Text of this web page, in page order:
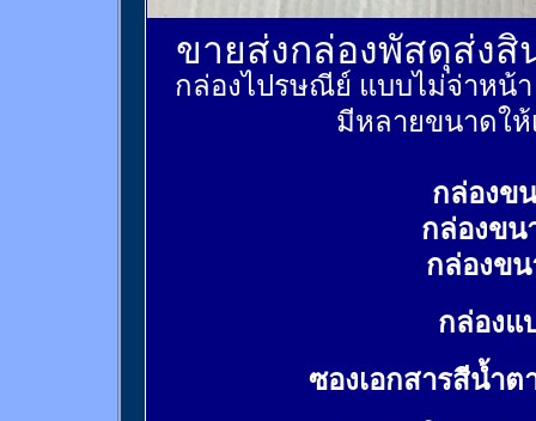
ขายส่งกล่องพัสดุส่ง
กล่องไปรษณีย์ แบบไม่จ่าหน้
มีหลายขนาดให้
กล่องข
กล่องขน
กล่องข
กล่องแ
ซองเอกสารสีน้ำต